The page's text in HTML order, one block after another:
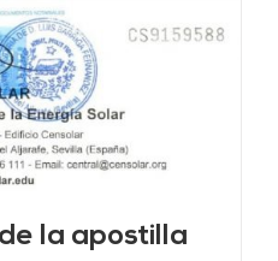
la apostilla